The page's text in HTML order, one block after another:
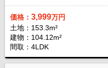
価格： 3,999万円
土地：153.3m²
建物：104.12m²
間取：4LDK